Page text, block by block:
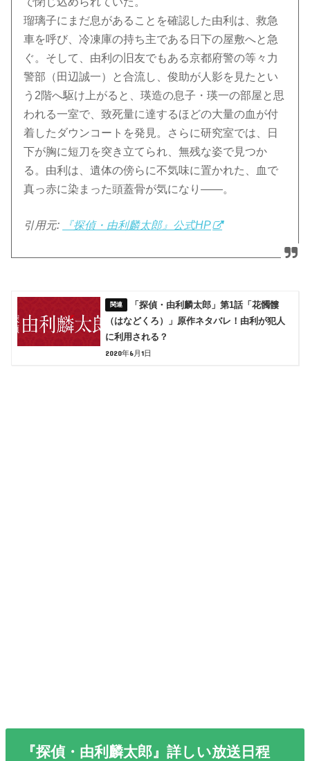
瑠璃子にまだ息があることを確認した由利は、救急
車を呼び、冷凍庫の持ち主である日下の屋敷へと急
ぐ。そして、由利の旧友でもある京都府警の等々力
警部（田辺誠一）と合流し、俊助が人影を見たとい
う2階へ駆け上がると、瑛造の息子・瑛一の部屋と思
われる一室で、致死量に達するほどの大量の血が付
着したダウンコートを発見。さらに研究室では、日
下が胸に短刀を突き立てられ、無残な姿で見つか
る。由利は、遺体の傍らに不気味に置かれた、血で
真っ赤に染まった頭蓋骨が気になり——。
引用元: 『探偵・由利麟太郎』公式HP
「探偵・由利麟太郎」第1話「花髑髏
（はなどくろ）」原作ネタバレ！由利が犯人
に利用される？
2020年6月1日
『探偵・由利麟太郎』詳しい放送日程